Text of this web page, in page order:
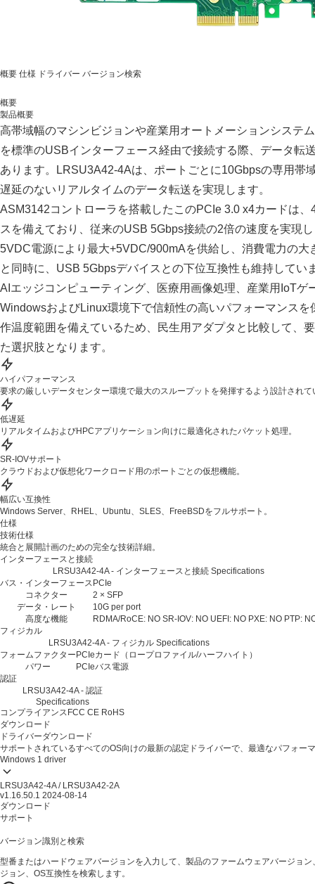
概要 仕様 ドライバー バージョン検索
概要
製品概要
高帯域幅のマシンビジョンや産業用オートメーションシステ
を標準のUSBインターフェース経由で接続する際、データ転
あります。LRSU3A42-4Aは、ポートごとに10Gbpsの専用帯
遅延のないリアルタイムのデータ転送を実現します。
ASM3142コントローラを搭載したこのPCIe 3.0 x4カードは
スを備えており、従来のUSB 5Gbps接続の2倍の速度を実現
5VDC電源により最大+5VDC/900mAを供給し、消費電力の
と同時に、USB 5Gbpsデバイスとの下位互換性も維持してい
AIエッジコンピューティング、医療用画像処理、産業用IoTゲ
WindowsおよびLinux環境下で信頼性の高いパフォーマンス
作温度範囲を備えているため、民生用アダプタと比較して、
た選択肢となります。
ハイパフォーマンス
要求の厳しいデータセンター環境で最大のスループットを発揮するよう設計されて
低遅延
リアルタイムおよびHPCアプリケーション向けに最適化されたパケット処理。
SR-IOVサポート
クラウドおよび仮想化ワークロード用のポートごとの仮想機能。
幅広い互換性
Windows Server、RHEL、Ubuntu、SLES、FreeBSDをフルサポート。
仕様
技術仕様
統合と展開計画のための完全な技術詳細。
インターフェースと接続
LRSU3A42-4A - インターフェースと接続 Specifications
バス・インターフェース PCIe
コネクター
2 × SFP
データ・レート
10G per port
高度な機能
RDMA/RoCE: NO SR-IOV: NO UEFI: NO PXE: NO PTP:
フィジカル
LRSU3A42-4A - フィジカル Specifications
フォームファクター PCIeカード（ロープロファイル/ハーフハイト）
パワー
PCIeバス電源
認証
LRSU3A42-4A - 認証
Specifications
コンプライアンス FCC CE RoHS
ダウンロード
ドライバーダウンロード
サポートされているすべてのOS向けの最新の認定ドライバーで、最適なパフォー
Windows 1 driver
LRSU3A42-4A / LRSU3A42-2A
v1.16.50.1 2024-08-14
ダウンロード
サポート
バージョン識別と検索
型番またはハードウェアバージョンを入力して、製品のファームウェアバージョ
ジョン、OS互換性を検索します。